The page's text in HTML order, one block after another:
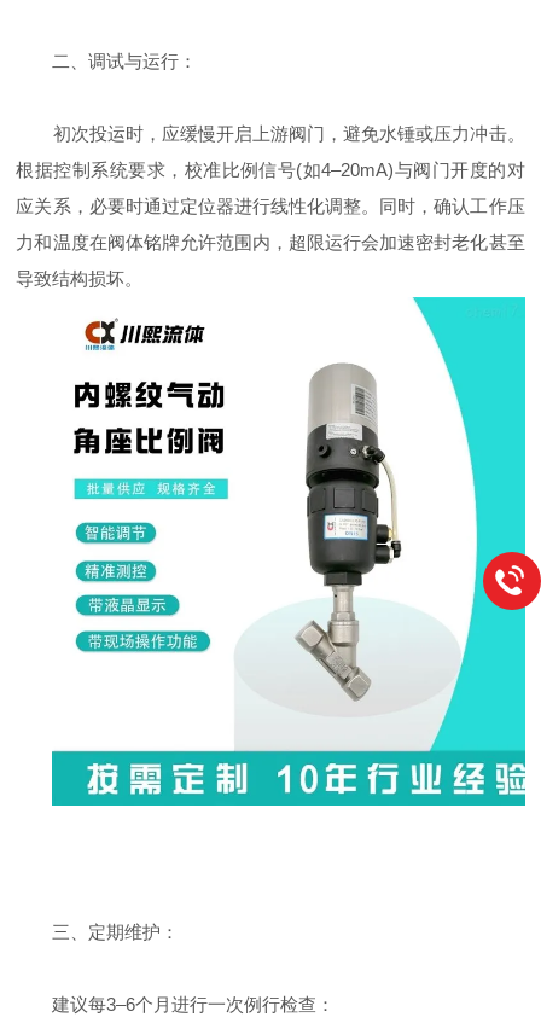
二、调试与运行：
初次投运时，应缓慢开启上游阀门，避免水锤或压力冲击。
根据控制系统要求，校准比例信号(如4–20mA)与阀门开度的对
应关系，必要时通过定位器进行线性化调整。同时，确认工作压
力和温度在阀体铭牌允许范围内，超限运行会加速密封老化甚至
导致结构损坏。
三、定期维护：
建议每3–6个月进行一次例行检查：